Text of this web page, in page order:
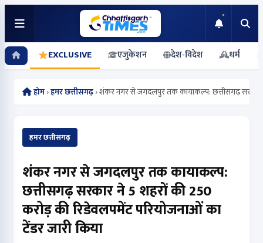
EXCLUSIVE एजुकेशन देश-विदेश धर्म
होम›हमर छत्तीसगढ़›शंकर नगर से जगदलपुर तक कायाकल्प: छत्तीसगढ़
हमर छत्तीसगढ़
शंकर नगर से जगदलपुर तक कायाकल्प:
छत्तीसगढ़ सरकार ने 5 शहरों की 250
करोड़ की रिडेवलपमेंट परियोजनाओं का
टेंडर जारी किया